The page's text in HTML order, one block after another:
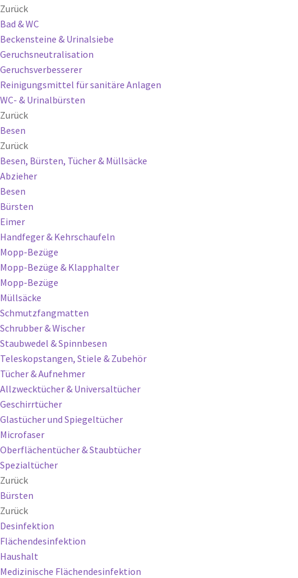
Zurück
Bad & WC
Beckensteine & Urinalsiebe
Geruchsneutralisation
Geruchsverbesserer
Reinigungsmittel für sanitäre Anlagen
WC- & Urinalbürsten
Zurück
Besen
Zurück
Besen, Bürsten, Tücher & Müllsäcke
Abzieher
Besen
Bürsten
Eimer
Handfeger & Kehrschaufeln
Mopp-Bezüge
Mopp-Bezüge & Klapphalter
Mopp-Bezüge
Müllsäcke
Schmutzfangmatten
Schrubber & Wischer
Staubwedel & Spinnbesen
Teleskopstangen, Stiele & Zubehör
Tücher & Aufnehmer
Allzwecktücher & Universaltücher
Geschirrtücher
Glastücher und Spiegeltücher
Microfaser
Oberflächentücher & Staubtücher
Spezialtücher
Zurück
Bürsten
Zurück
Desinfektion
Flächendesinfektion
Haushalt
Medizinische Flächendesinfektion